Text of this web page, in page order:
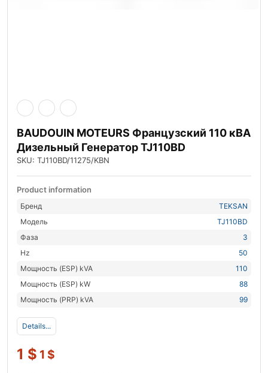
BAUDOUIN MOTEURS Французский 110 кВА
Дизельный Генератор TJ110BD
SKU: TJ110BD/11275/KBN
Product information
Бренд
TEKSAN
Модель
TJ110BD
Фаза
3
Hz
50
Мощность (ESP) kVA
110
Мощность (ESP) kW
88
Мощность (PRP) kVA
99
Details...
1 $ 1 $